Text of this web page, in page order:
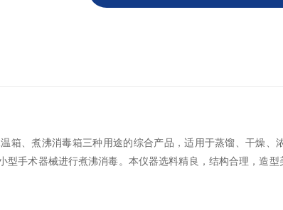
箱、煮沸消毒箱三种用途的综合产品，适用于蒸馏、干燥、
型手术器械进行煮沸消毒。本仪器选料精良，结构合理，造